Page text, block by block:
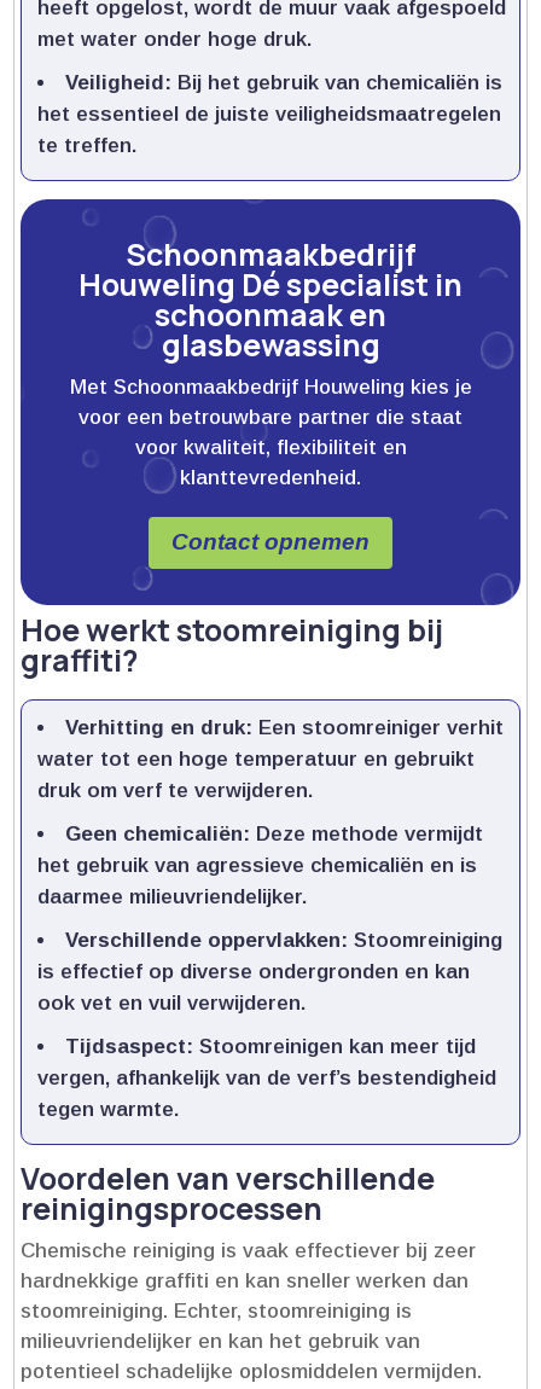
heeft opgelost, wordt de muur vaak afgespoeld
met water onder hoge druk.​
Veiligheid: Bij het gebruik van chemicaliën is
het essentieel de juiste veiligheidsmaatregelen
te treffen.​
Schoonmaakbedrijf
Houweling Dé specialist in
schoonmaak en
glasbewassing
Met Schoonmaakbedrijf Houweling kies je
voor een betrouwbare partner die staat
voor kwaliteit, flexibiliteit en
klanttevredenheid.
Contact opnemen
Hoe werkt stoomreiniging bij
graffiti?
Verhitting en druk: Een stoomreiniger verhit
water tot een hoge temperatuur en gebruikt
druk om verf te verwijderen.​
Geen chemicaliën: Deze methode vermijdt
het gebruik van agressieve chemicaliën en is
daarmee milieuvriendelijker.​
Verschillende oppervlakken: Stoomreiniging
is effectief op diverse ondergronden en kan
ook vet en vuil verwijderen.​
Tijdsaspect: Stoomreinigen kan meer tijd
vergen, afhankelijk van de verf’s bestendigheid
tegen warmte.​
Voordelen van verschillende
reinigingsprocessen
Chemische reiniging is vaak effectiever bij zeer
hardnekkige graffiti en kan sneller werken dan
stoomreiniging.​ Echter, stoomreiniging is
milieuvriendelijker en kan het gebruik van
potentieel schadelijke oplosmiddelen vermijden.​